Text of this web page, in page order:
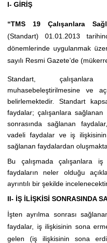
I- GİRİŞ
“TMS 19 Çalışanlara
(Standart) 01.01.2013
dönemlerinde uygulanmak
sayılı Resmi Gazete’de
Standart,
muhasebeleştirilmesine ve
belirlemektedir. Standart
faydalar; çalışanlara
sonrasında sağlanan
vadeli faydalar ve iş
sağlanan faydalardan
Bu çalışmada çalışanlara
faydaların neler olduğu
ayrıntılı bir şekilde
II- İŞ İLİŞKİSİ SONRASINDA
İşten ayrılma sonrası
faydalar, iş ilişkisinin sona
gelen (iş ilişkisinin sona